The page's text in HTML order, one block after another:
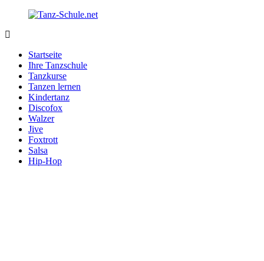
Zurück
Inhalt
Schule.net
Tanzschule
Internet
Startseite
Ihre Tanzschule
Tanzkurse
Tanzen lernen
Kindertanz
Discofox
Walzer
Jive
Foxtrott
Salsa
Hip-Hop